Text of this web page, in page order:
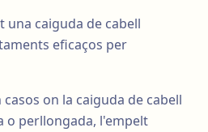
una caiguda de cabell
eficaços per
casos on la caiguda de cabell
o perllongada, l'empelt